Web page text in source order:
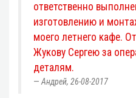
ответственно
изготовлению и
моего летнего кафе.
Жукову Сергею за
деталям.
Андрей, 26-08-2017